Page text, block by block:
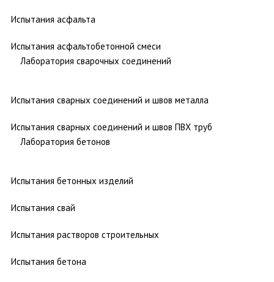
Испытания асфальта
Испытания асфальтобетонной смеси
Лаборатория сварочных соединений
Испытания сварных соединений и швов металла
Испытания сварных соединений и швов ПВХ труб
Лаборатория бетонов
Испытания бетонных изделий
Испытания свай
Испытания растворов строительных
Испытания бетона